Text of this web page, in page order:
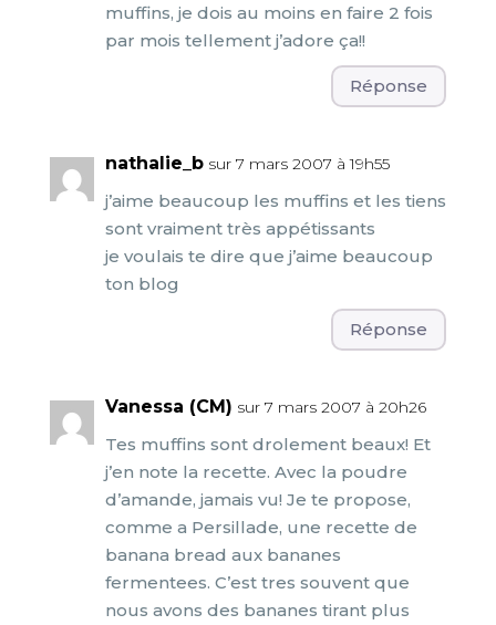
muffins, je dois au moins en faire 2 fois
par mois tellement j’adore ça!!
Réponse
nathalie_b sur 7 mars 2007 à 19h55
j’aime beaucoup les muffins et les tiens
sont vraiment très appétissants
je voulais te dire que j’aime beaucoup
ton blog
Réponse
Vanessa (CM) sur 7 mars 2007 à 20h26
Tes muffins sont drolement beaux! Et
j’en note la recette. Avec la poudre
d’amande, jamais vu! Je te propose,
comme a Persillade, une recette de
banana bread aux bananes
fermentees. C’est tres souvent que
nous avons des bananes tirant plus